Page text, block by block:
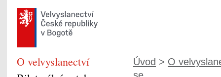
Úvod > O
O velvyslanectví